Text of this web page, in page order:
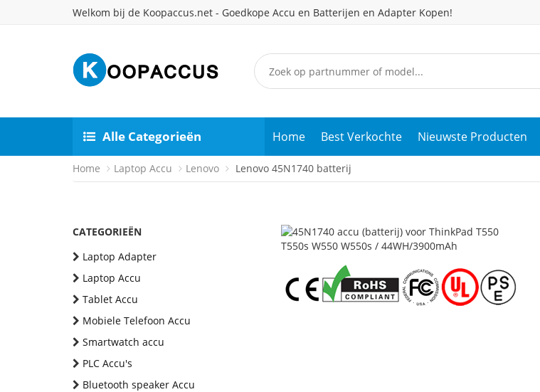
Welkom bij de Koopaccus.net - Goedkope Accu en Batterijen en Adapter Kopen!
Alle Categorieën Home Best Verkochte Nieuwste Producten
Home Laptop Accu Lenovo Lenovo 45N1740 batterij
CATEGORIEËN
Laptop Adapter
Laptop Accu
Tablet Accu
Mobiele Telefoon Accu
Smartwatch accu
PLC Accu's
Bluetooth speaker Accu